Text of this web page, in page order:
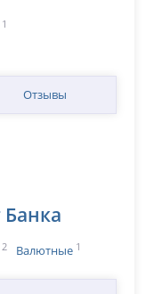
1
Отзывы
2 Валютные 1